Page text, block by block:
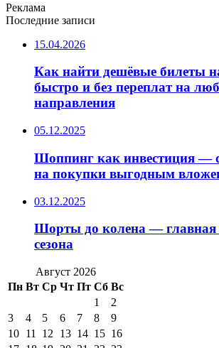
Реклама
Последние записи
15.04.2026
Как найти дешёвые билеты
быстро и без переплат на
направления
05.12.2025
Шоппинг как инвестиция —
на покупки выгодным
03.12.2025
Шорты до колена — главная
сезона
Август 2026
Пн Вт Ср Чт Пт Сб Вс
1
2
3
4 5 6 7 8
9
10 11 12 13 14 15 16